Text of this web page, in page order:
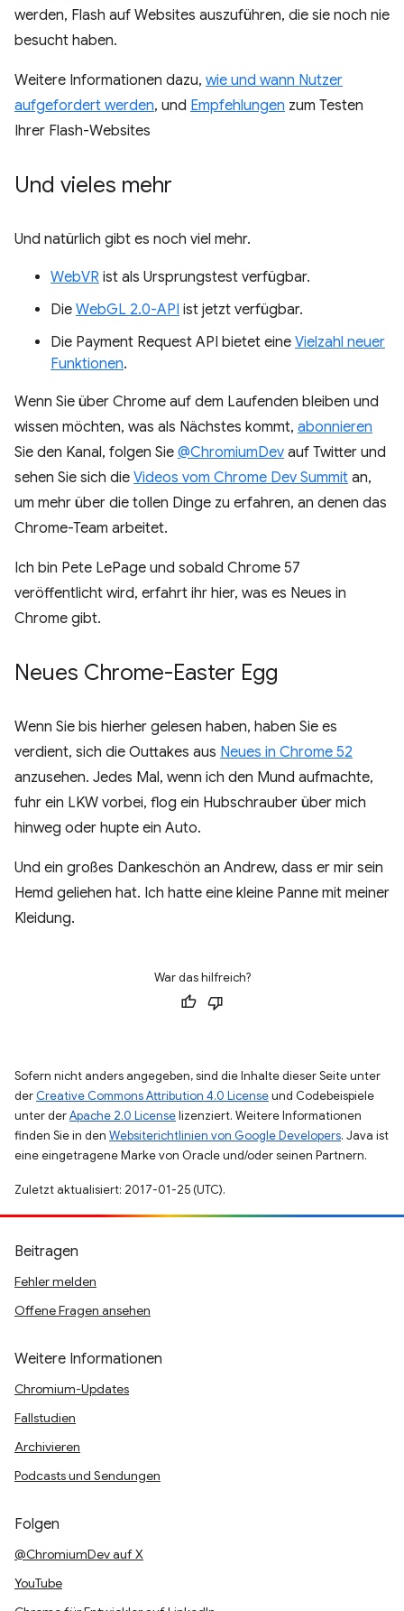
werden, Flash auf Websites auszuführen, die sie noch nie
besucht haben.
Weitere Informationen dazu, wie und wann Nutzer
aufgefordert werden, und Empfehlungen zum Testen
Ihrer Flash-Websites
Und vieles mehr
Und natürlich gibt es noch viel mehr.
WebVR ist als Ursprungstest verfügbar.
Die WebGL 2.0-API ist jetzt verfügbar.
Die Payment Request API bietet eine Vielzahl neuer
Funktionen.
Wenn Sie über Chrome auf dem Laufenden bleiben und
wissen möchten, was als Nächstes kommt, abonnieren
Sie den Kanal, folgen Sie @ChromiumDev auf Twitter und
sehen Sie sich die Videos vom Chrome Dev Summit an,
um mehr über die tollen Dinge zu erfahren, an denen das
Chrome-Team arbeitet.
Ich bin Pete LePage und sobald Chrome 57
veröffentlicht wird, erfahrt ihr hier, was es Neues in
Chrome gibt.
Neues Chrome-Easter Egg
Wenn Sie bis hierher gelesen haben, haben Sie es
verdient, sich die Outtakes aus Neues in Chrome 52
anzusehen. Jedes Mal, wenn ich den Mund aufmachte,
fuhr ein LKW vorbei, flog ein Hubschrauber über mich
hinweg oder hupte ein Auto.
Und ein großes Dankeschön an Andrew, dass er mir sein
Hemd geliehen hat. Ich hatte eine kleine Panne mit meiner
Kleidung.
War das hilfreich?
Sofern nicht anders angegeben, sind die Inhalte dieser Seite unter
der Creative Commons Attribution 4.0 Licenseund Codebeispiele
unter derApache 2.0 Licenselizenziert. Weitere Informationen
finden Sie in den Websiterichtlinien von Google Developers. Java ist
eine eingetragene Marke von Oracle und/oder seinen Partnern.
Zuletzt aktualisiert: 2017-01-25 (UTC).
Beitragen
Fehler melden
Offene Fragen ansehen
Weitere Informationen
Chromium-Updates
Fallstudien
Archivieren
Podcasts und Sendungen
Folgen
@ChromiumDev auf X
YouTube